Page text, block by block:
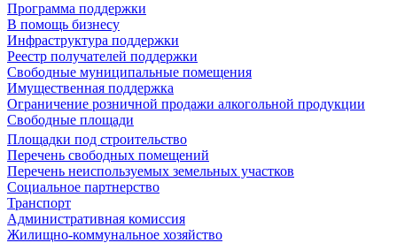
Программа поддержки
В помощь бизнесу
Инфраструктура поддержки
Реестр получателей поддержки
Свободные муниципальные помещения
Имущественная поддержка
Ограничение розничной продажи алкогольной продукции
Свободные площади
Площадки под строительство
Перечень свободных помещений
Перечень неиспользуемых земельных участков
Социальное партнерство
Транспорт
Административная комиссия
Жилищно-коммунальное хозяйство